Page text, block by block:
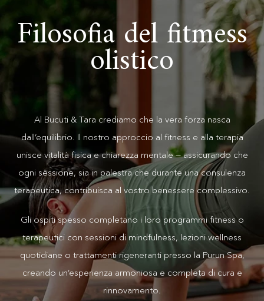
Filosofia del fitmess
olistico
Al Bucuti & Tara crediamo che la vera forza nasca
dall’equilibrio. Il nostro approccio al fitness e alla terapia
unisce vitalità fisica e chiarezza mentale — assicurando che
ogni sessione, sia in palestra che durante una consulenza
terapeutica, contribuisca al vostro benessere complessivo.
Gli ospiti spesso completano i loro programmi fitness o
terapeutici con sessioni di mindfulness, lezioni wellness
quotidiane o trattamenti rigeneranti presso la Purun Spa,
creando un’esperienza armoniosa e completa di cura e
rinnovamento.